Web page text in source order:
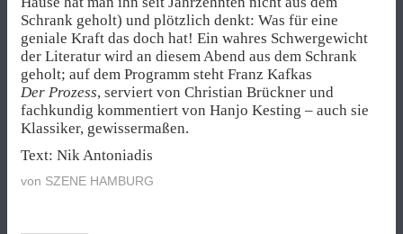
Schrank geholt) und plötzlich denkt: Was für eine
geniale Kraft das doch hat! Ein wahres Schwergewicht
der Literatur wird an diesem Abend aus dem Schrank
geholt; auf dem Programm steht Franz Kafkas
Der Prozess, serviert von Christian Brückner und
fachkundig kommentiert von Hanjo Kesting – auch sie
Klassiker, gewissermaßen.
Text: Nik Antoniadis
von SZENE HAMBURG